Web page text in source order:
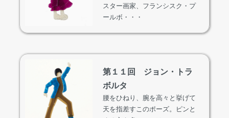
スター画家、フランシスク・プ
ールボ・・・
第１１回 ジョン・トラ
ボルタ
腰をひねり、腕を高々と挙げて
天を指差すこのポーズ。ピンと